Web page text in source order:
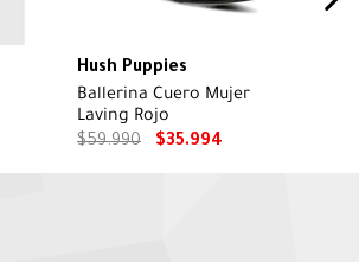
Hush Puppies
Ballerina Cuero Mujer
Laving Rojo
$59.990 $35.994